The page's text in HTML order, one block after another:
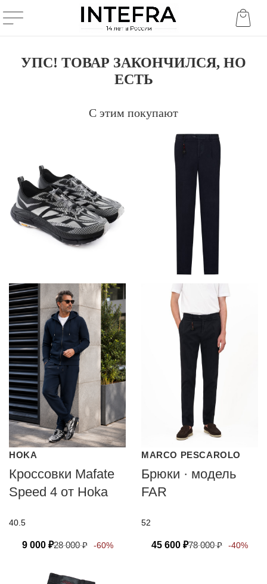
УПС! ТОВАР ЗАКОНЧИЛСЯ, НО
ЕСТЬ
С этим покупают
HOKA
Кроссовки Mafate
Speed 4 от Hoka
40.5
9 000 ₽28 000₽ -60%
MARCO PESCAROLO
Брюки · модель
FAR
52
45 600 ₽78 000₽ -40%